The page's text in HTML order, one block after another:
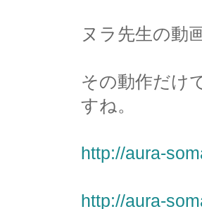
ヌラ先生の動
その動作だけ
すね。
http://aura-
http://aura-